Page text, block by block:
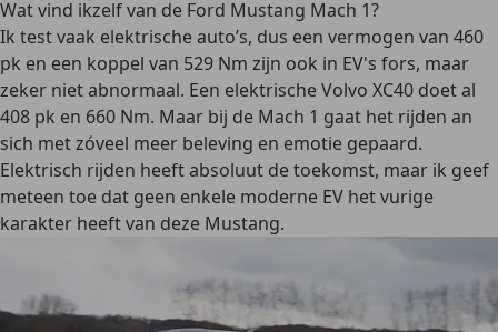
Wat vind ikzelf van de Ford Mustang Mach 1?
Ik test vaak elektrische auto’s, dus een vermogen van 460
pk en een koppel van 529 Nm zijn ook in EV's fors, maar
zeker niet abnormaal. Een elektrische Volvo XC40 doet al
408 pk en 660 Nm. Maar bij de Mach 1 gaat het rijden an
sich met zóveel meer beleving en emotie gepaard.
Elektrisch rijden heeft absoluut de toekomst, maar ik geef
meteen toe dat geen enkele moderne EV het vurige
karakter heeft van deze Mustang.